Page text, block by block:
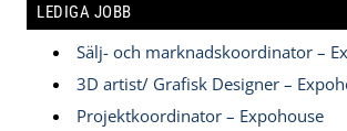
LEDIGA JOBB
Sälj- och marknadskoordinator –
3D artist/ Grafisk Designer –
Projektkoordinator – Expohouse